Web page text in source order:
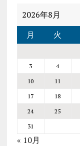
2026年8月
月
火
3
4
10
11
17
18
24
25
31
« 10月